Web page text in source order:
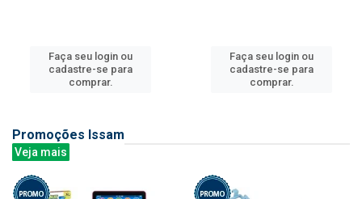
Faça seu login ou
cadastre-se para
comprar.
Faça seu login ou
cadastre-se para
comprar.
Promoções Issam
Veja mais